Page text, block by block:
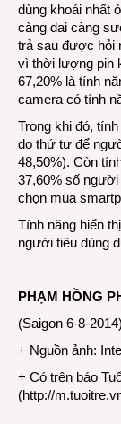
dùng khoái nhất
càng dai càng
trả sau được hỏi
vì thời lượng pin
67,20% là tính
camera có tính
Trong khi đó,
do thứ tư để
48,50%). Còn
37,60% số
chọn mua
Tính năng hiển
người tiêu dùng
PHẠM HỒNG
(Saigon 6-8-2014)
+ Nguồn ảnh:
+ Có trên báo
(http://